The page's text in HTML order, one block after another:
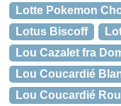
Lotte Pokemon
Lotus Biscoff
Lou Cazalet fra
Lou Coucardié
Lou Coucardié